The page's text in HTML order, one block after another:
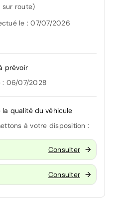
sur route)
le : 07/07/2026
prévoir
: 06/07/2028
qualité du véhicule
à votre disposition :
Consulter
Consulter